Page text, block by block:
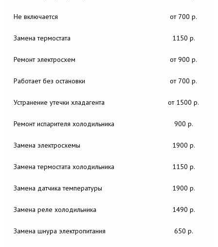
Не включается от 700 р.
Замена термостата 1150 р.
Ремонт электросхем от 900 р.
Работает без остановки от 700 р.
Устранение утечки хладагента от 1500 р.
Ремонт испарителя холодильника 900 р.
Замена электросхемы 1900 р.
Замена термостата холодильника 1150 р.
Замена датчика температуры 1900 р.
Замена реле холодильника 1490 р.
Замена шнура электропитания 650 р.